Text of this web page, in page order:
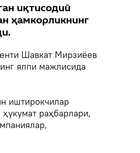
иқтисодий
ҳамкорликнинг
Шавкат Мирзиёев
ялпи мажлисида
иштирокчилар
раҳбарлари,